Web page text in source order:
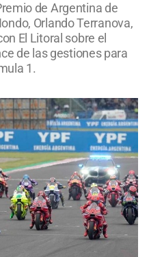
de Argentina de
Orlando Terranova,
El Litoral sobre el
de las gestiones para
1.